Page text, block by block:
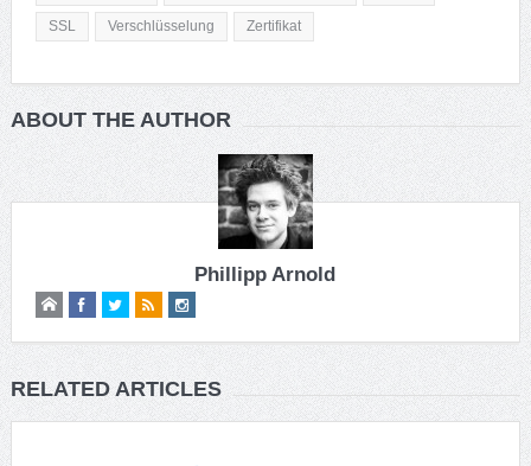
SSL Verschlüsselung Zertifikat
ABOUT THE AUTHOR
Phillipp Arnold
RELATED ARTICLES